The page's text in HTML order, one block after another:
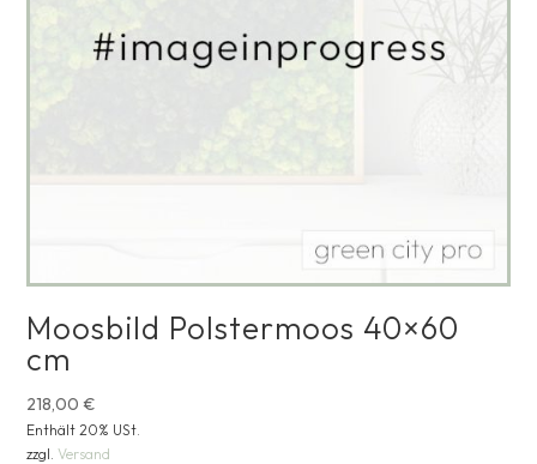
Moosbild Polstermoos 40×60
cm
218,00€
Enthält 20% USt.
zzgl.Versand